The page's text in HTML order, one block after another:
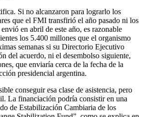
Si no alcanzaron para lograrlo los
que el FMI transfirió el año pasado ni los
en abril de este año, es razonable
los 5.400 millones que el organismo
semanas si su Directorio Ejecutivo
del acuerdo, ni el desembolso siguiente,
que enviaría cerca de la fecha de la
presidencial argentina.
conseguir esa clase de asistencia, pero
La financiación podría consistir en una
de Estabilización Cambiaria de los